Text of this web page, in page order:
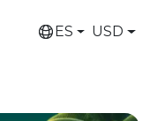
ES USD